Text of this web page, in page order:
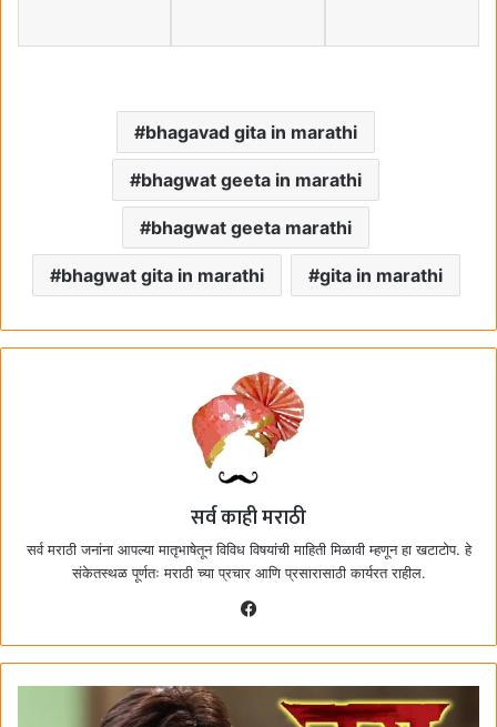
bhagavad gita in marathi
bhagwat geeta in marathi
bhagwat geeta marathi
bhagwat gita in marathi gita in marathi
सर्व काही मराठी
सर्व मराठी जनांना आपल्या मातृभाषेतून विविध विषयांची माहिती मिळावी म्हणून हा खटाटोप. हे
संकेतस्थळ पूर्णतः मराठी च्या प्रचार आणि प्रसारासाठी कार्यरत राहील.
c
e